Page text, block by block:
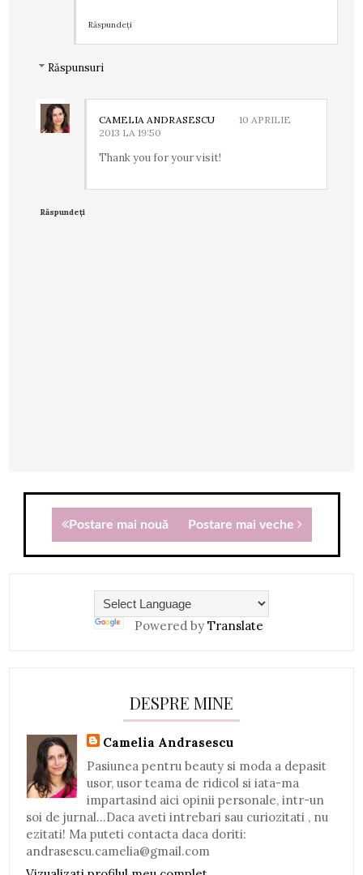
Răspundeți
Răspunsuri
CAMELIA ANDRASESCU
10 APRILIE
2013 LA 19:50
Thank you for your visit!
Răspundeți
Postare mai nouă Postare mai veche
Powered by Translate
DESPRE MINE
Camelia Andrasescu
Pasiunea pentru beauty si moda a depasit
usor, usor teama de ridicol si iata-ma
impartasind aici opinii personale, intr-un
soi de jurnal...Daca aveti intrebari sau curiozitati , nu
ezitati! Ma puteti contacta daca doriti:
andrasescu.camelia@gmail.com